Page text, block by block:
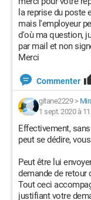
la reprise du poste
mais l'employeur
d'où ma question,
par mail et non
Merci
Commenter
gitane2229>
1 sept. 2020 à
Effectivement,
peut se dédire,
Peut être lui
demande de retour
Tout ceci
justifiant votre